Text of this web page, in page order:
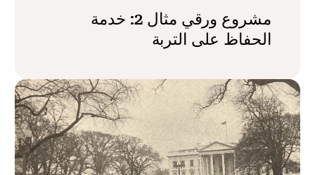
مشروع ورقي مثال 2: خدمة
الحفاظ على التربة